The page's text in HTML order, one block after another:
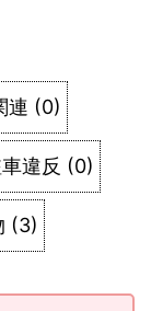
連 (0)
違反 (0)
(3)